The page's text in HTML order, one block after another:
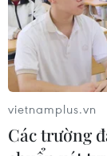
vietnamplus.vn
Các trường